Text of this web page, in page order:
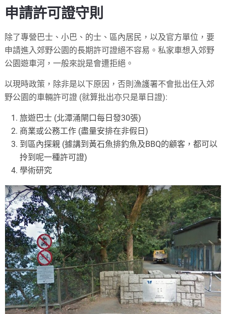
申請許可證守則
除了專營巴士、小巴、的士、區內居民，以及官方單位，要
申請進入郊野公園的長期許可證絕不容易。私家車想入郊野
公園遊車河，一般來說是會遭拒絕。
以現時政策，除非是以下原因，否則漁護署不會批出任入郊
野公園的車輛許可證 (就算批出亦只是單日證):
旅遊巴士 (北潭涌閘口每日發30張)
商業或公務工作 (盡量安排在非假日)
到區內探親 (據講到黃石魚排釣魚及BBQ的顧客，都可以
拎到呢一種許可證)
學術研究